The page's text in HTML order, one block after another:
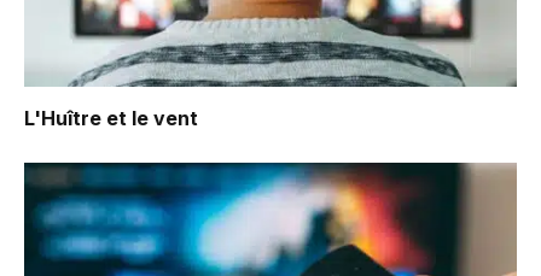
L'Huître et le vent